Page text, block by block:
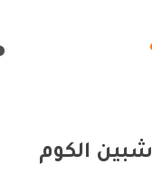
شبين الكوم